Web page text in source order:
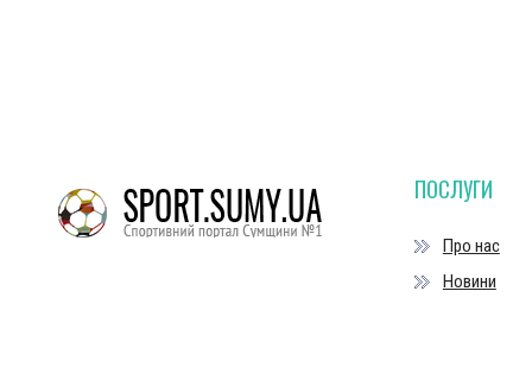
ПОСЛУГИ
Про нас
Новини